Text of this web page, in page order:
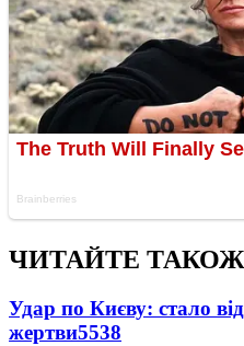
ЧИТАЙТЕ ТАКОЖ
Удар по Києву: стало
жертви5538